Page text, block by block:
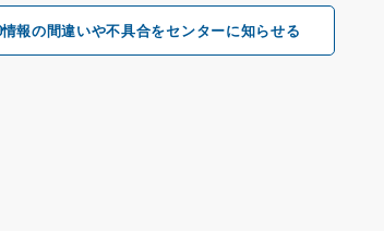
情報の間違いや不具合をセンターに知らせる